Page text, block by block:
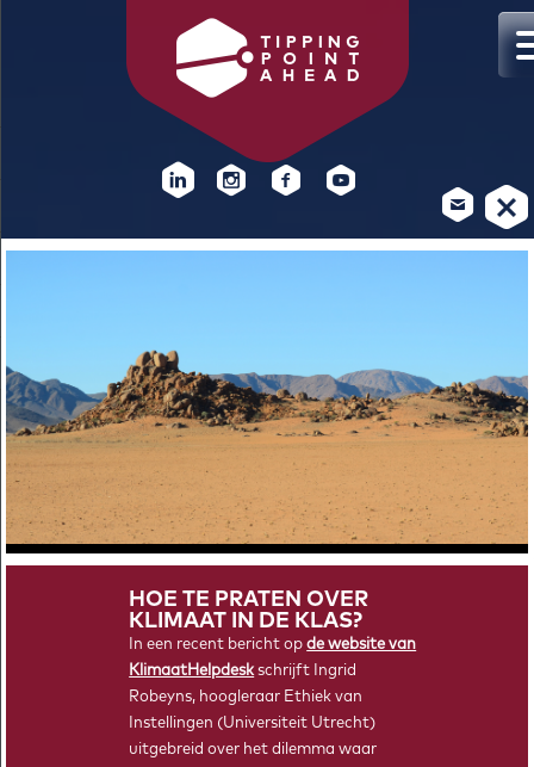
DOCENTBIJEENKOMST
KLIMAATVERANDERING
Hoe kan lesgeven over klimaatverandering beter bij de
leerstof en leerlingen aansluiten? Praat mee op 4 november
2026!
HOE TE PRATEN OVER
KLIMAAT IN DE KLAS?
In een recent bericht opde website van
KlimaatHelpdeskschrijft Ingrid
Robeyns, hoogleraar Ethiek van
Instellingen (Universiteit Utrecht)
uitgebreid over het dilemma waar